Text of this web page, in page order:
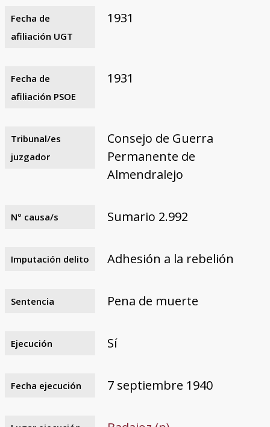
Fecha de
afiliación UGT
1931
Fecha de
afiliación PSOE
1931
Tribunal/es
juzgador
Consejo de Guerra
Permanente de
Almendralejo
Nº causa/s Sumario 2.992
Imputación delito Adhesión a la rebelión
Sentencia Pena de muerte
Ejecución Sí
Fecha ejecución 7 septiembre 1940